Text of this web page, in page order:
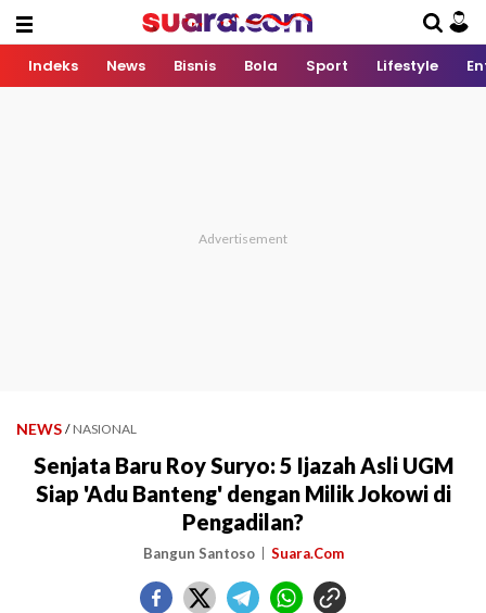
Indeks News Bisnis Bola Sport Lifestyle
NEWS / NASIONAL
Senjata Baru Roy Suryo: 5 Ijazah Asli UGM
Siap 'Adu Banteng' dengan Milik Jokowi di
Pengadilan?
Bangun Santoso Suara.Com